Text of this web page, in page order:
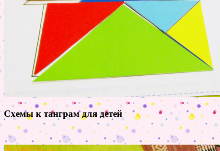
Схемы к танграм для детей